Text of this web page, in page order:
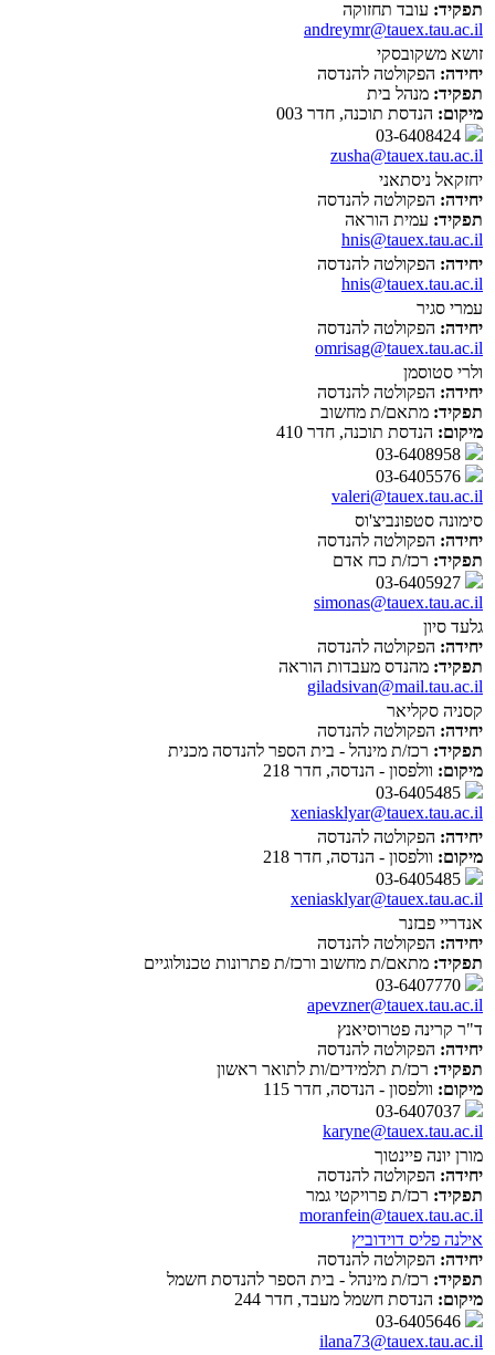
תפקיד: עובד תחזוקה
andreymr@tauex.tau.ac.il
זושא משקובסקי
יחידה: הפקולטה להנדסה
תפקיד: מנהל בית
מיקום: הנדסת תוכנה, חדר 003
zusha@tauex.tau.ac.il
יחזקאל ניסתאני
יחידה: הפקולטה להנדסה
תפקיד: עמית הוראה
hnis@tauex.tau.ac.il
יחידה: הפקולטה להנדסה
hnis@tauex.tau.ac.il
עמרי סגיר
יחידה: הפקולטה להנדסה
omrisag@tauex.tau.ac.il
ולרי סטוסמן
יחידה: הפקולטה להנדסה
תפקיד: מתאם/ת מחשוב
מיקום: הנדסת תוכנה, חדר 410
valeri@tauex.tau.ac.il
סימונה סטפונביצ'וס
יחידה: הפקולטה להנדסה
תפקיד: רכז/ת כח אדם
simonas@tauex.tau.ac.il
גלעד סיון
יחידה: הפקולטה להנדסה
תפקיד: מהנדס מעבדות הוראה
giladsivan@mail.tau.ac.il
קסניה סקליאר
יחידה: הפקולטה להנדסה
תפקיד: רכז/ת מינהל - בית הספר להנדסה מכנית
מיקום: וולפסון - הנדסה, חדר 218
xeniasklyar@tauex.tau.ac.il
יחידה: הפקולטה להנדסה
מיקום: וולפסון - הנדסה, חדר 218
xeniasklyar@tauex.tau.ac.il
אנדריי פבזנר
יחידה: הפקולטה להנדסה
תפקיד: מתאם/ת מחשוב ורכז/ת פתרונות טכנולוגיים
apevzner@tauex.tau.ac.il
ד"ר קרינה פטרוסיאנץ
יחידה: הפקולטה להנדסה
תפקיד: רכז/ת תלמידים/ות לתואר ראשון
מיקום: וולפסון - הנדסה, חדר 115
karyne@tauex.tau.ac.il
מורן יונה פיינטוך
יחידה: הפקולטה להנדסה
תפקיד: רכז/ת פרויקטי גמר
moranfein@tauex.tau.ac.il
אילנה פליס דוידוביץ
יחידה: הפקולטה להנדסה
תפקיד: רכז/ת מינהל - בית הספר להנדסת חשמל
מיקום: הנדסת חשמל מעבד, חדר 244
ilana73@tauex.tau.ac.il